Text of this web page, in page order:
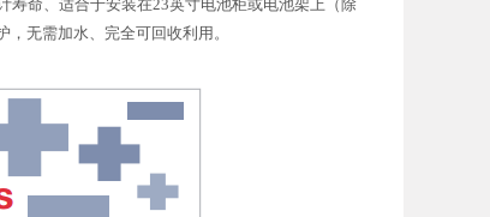
寿命、适合于安装在23英寸电池柜或电池架上（除
无需加水、完全可回收利用。